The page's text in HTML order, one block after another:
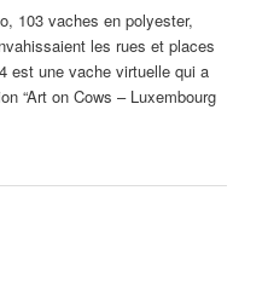
103 vaches en polyester,
les rues et places
est une vache virtuelle qui a
“Art on Cows – Luxembourg